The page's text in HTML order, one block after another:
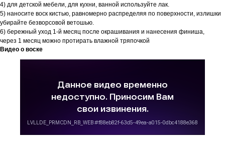
4) для детской мебели, для кухни, ванной используйте лак.
5) наносите воск кистью, равномерно распределяя по поверхности, излишки
убирайте безворсовой ветошью.
6) бережный уход 1-й месяц после окрашивания и нанесения финиша,
через 1 месяц можно протирать влажной тряпочкой
Видео о воске